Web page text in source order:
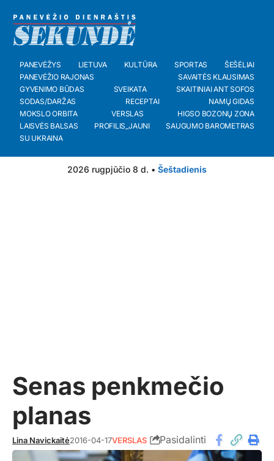
PANEVĖŽYS LIETUVA KULTŪRA SPORTAS
ŠEŠĖLIAI
PANEVĖŽIO RAJONAS
SAVAITĖS KLAUSIMAS
GYVENIMO BŪDAS
SVEIKATA
SKAITINIAI ANT SOFOS
SODAS/DARŽAS
RECEPTAI
NAMŲ GIDAS
MOKSLO ORBITA
VERSLAS
HIGSO BOZONŲ ZONA
LAISVĖS BALSAS
PROFILIS_JAUNI
SAUGUMO BAROMETRAS
SU UKRAINA
2026 rugpjūčio 8 d. • Šeštadienis
Senas penkmečio
planas
Lina Navickaitė2016-04-17VERSLAS Pasidalinti